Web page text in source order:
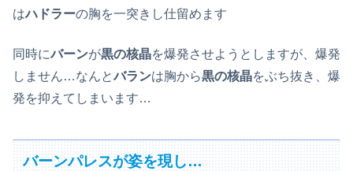
はハドラーの胸を一突きし仕留めます
同時にバーンが黒の核晶を爆発させようとしますが、爆発
しません…なんとバランは胸から黒の核晶をぶち抜き、爆
発を抑えてしまいます…
バーンパレスが姿を現し…